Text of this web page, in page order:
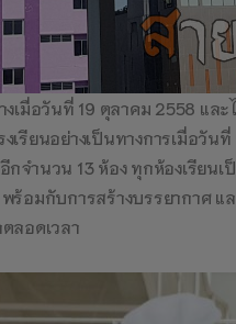
งเมื่อวันที่ 19 ตุลาคม 2558 แ
รียนอย่างเป็นทางการเมื่อวัน
จำนวน 13 ห้อง ทุกห้องเรียน
ร้อมกับการสร้างบรรยากาศ
ลอดเวลา